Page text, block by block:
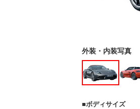
外装・内装写真
ボディサイズ